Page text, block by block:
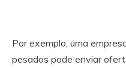
Por exemplo, uma
pesados pode enviar